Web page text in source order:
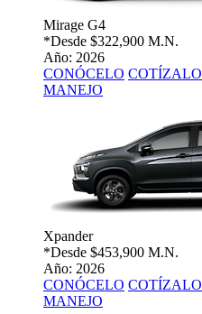
Mirage G4
*Desde $322,900 M.N.
Año: 2026
CONÓCELO COTÍZALO
MANEJO
Xpander
*Desde $453,900 M.N.
Año: 2026
CONÓCELO COTÍZALO
MANEJO